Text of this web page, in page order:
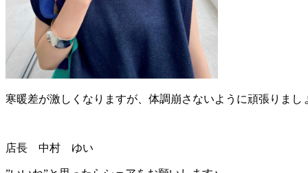
寒暖差が激しくなりますが、体調崩さないように頑張りまし
店長 中村 ゆい